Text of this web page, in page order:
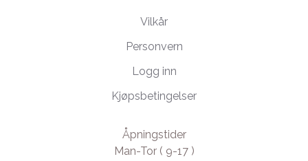
Vilkår
Personvern
Logg inn
Kjøpsbetingelser
Åpningstider
Man-Tor ( 9-17 )